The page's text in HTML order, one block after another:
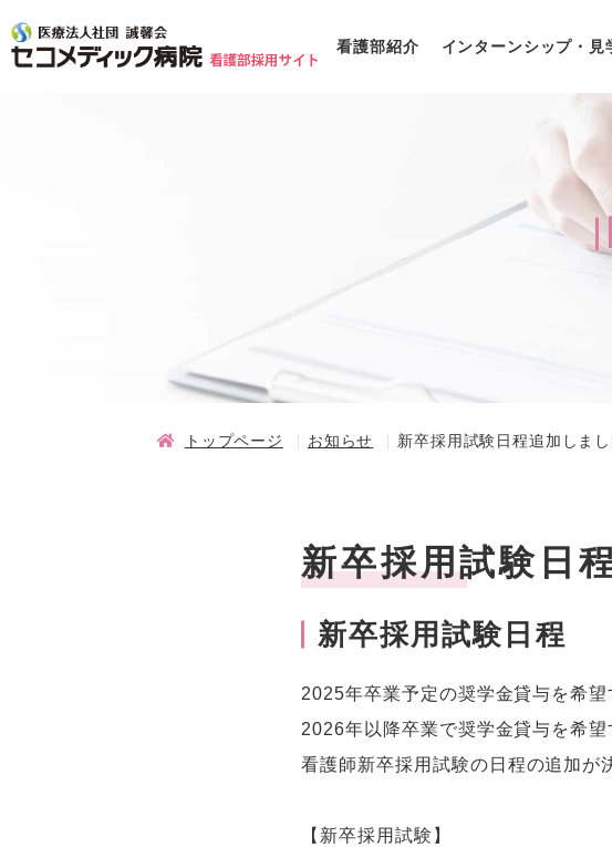
看護部紹介 インターンシップ・見
トップページ お知らせ 新卒採用試験日程追加しまし
新卒採用試験日
新卒採用試験日程
2025年卒業予定の奨学金貸与を希
2026年以降卒業で奨学金貸与を希望
看護師新卒採用試験の日程の追加が
【新卒採用試験】